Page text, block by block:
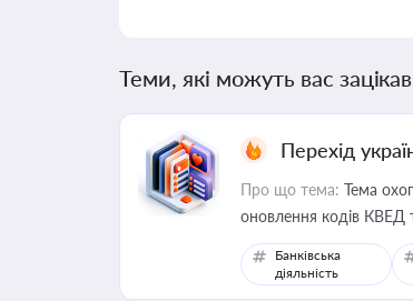
Теми, які можуть вас
Перехід
Про що тема: Тема
оновлення кодів КВЕД
Банківська
діяльність